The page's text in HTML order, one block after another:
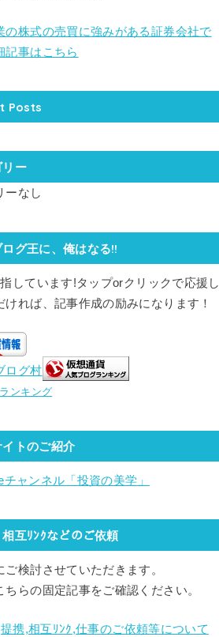
の株式の売買に強みがある証券会社で
記事はこちら
Posts
リー
ーなし
グ王に、俺はなる!!
しています!タップorクリックで応援し
ければ、記事作成の励みになります！
ログ村
ンキング
トのご紹介
チャンネル「投資の美学」
互ﾘﾝｸなどのご依頼
ご検討させていただきます。
ちらの固定記事をご確認ください。
携,相互ﾘﾝｸ,仕事のご依頼等について